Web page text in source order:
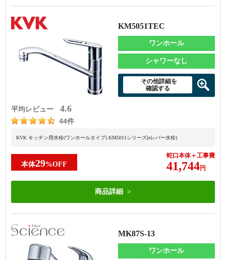
平均レビュー 4.6
44件
KM5051TEC
ワンホール
シャワーなし
その他詳細を
確認する
KVK キッチン用水栓(ワンホールタイプ) KM5011シリーズ(eレバー水栓)
本体29%OFF
蛇口本体＋工事費
41,744円
商品詳細
MK87S-13
ワンホール